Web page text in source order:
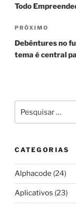
Todo
Próximo
post
PRÓXIMO
Debêntures no
tema é central
por:
CATEGORIAS
Alphacode (24)
Aplicativos (23)